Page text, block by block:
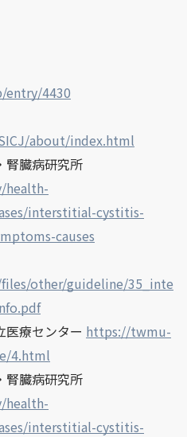
entry/4430
about/index.html
腎臓病研究所
health-
interstitial-cystitis-
causes
other/guideline/35_inte
医療センター https://twmu-
4.html
腎臓病研究所
health-
interstitial-cystitis-